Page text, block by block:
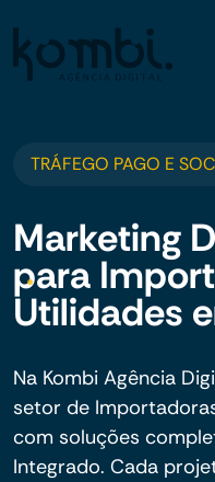
TRÁFEGO PAGO E
Marketing
para
Utilidades
Na Kombi Agência
setor de
com soluções
Integrado. Cada